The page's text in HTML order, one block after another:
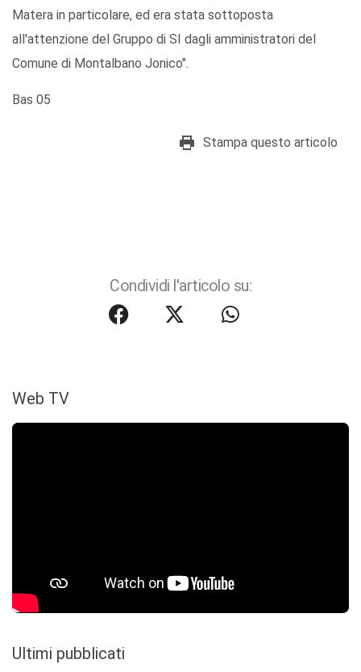
Matera in particolare, ed era stata sottoposta
all'attenzione del Gruppo di SI dagli amministratori del
Comune di Montalbano Jonico".
Bas 05
Stampa questo articolo
Condividi l'articolo su:
Web TV
Ultimi pubblicati